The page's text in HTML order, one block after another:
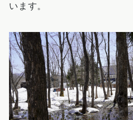
います。